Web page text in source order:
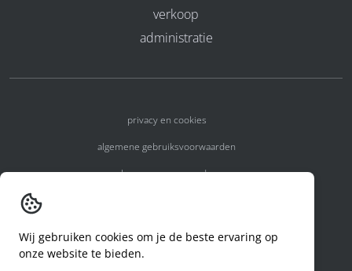
verkoop
administratie
privacy en cookies
algemene gebruiksvoorwaarden
algemene voorwaarden
code of conduct
Wij gebruiken cookies om je de beste ervaring op
onze website te bieden.